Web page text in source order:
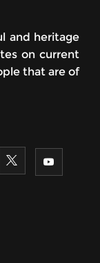
and heritage
on current
that are of